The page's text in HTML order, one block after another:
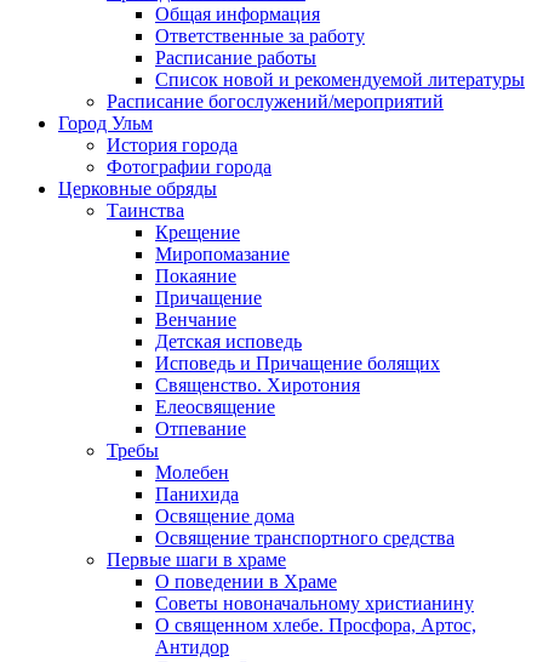
Общая информация
Ответственные за работу
Расписание работы
Список новой и рекомендуемой литературы
Расписание богослужений/мероприятий
Город Ульм
История города
Фотографии города
Церковные обряды
Таинства
Крещение
Миропомазание
Покаяние
Причащение
Венчание
Детская исповедь
Исповедь и Причащение болящих
Священство. Хиротония
Елеосвящение
Отпевание
Требы
Молебен
Панихида
Освящение дома
Освящение транспортного средства
Первые шаги в храме
О поведении в Храме
Советы новоначальному христианину
О священном хлебе. Просфора, Артос,
Антидор